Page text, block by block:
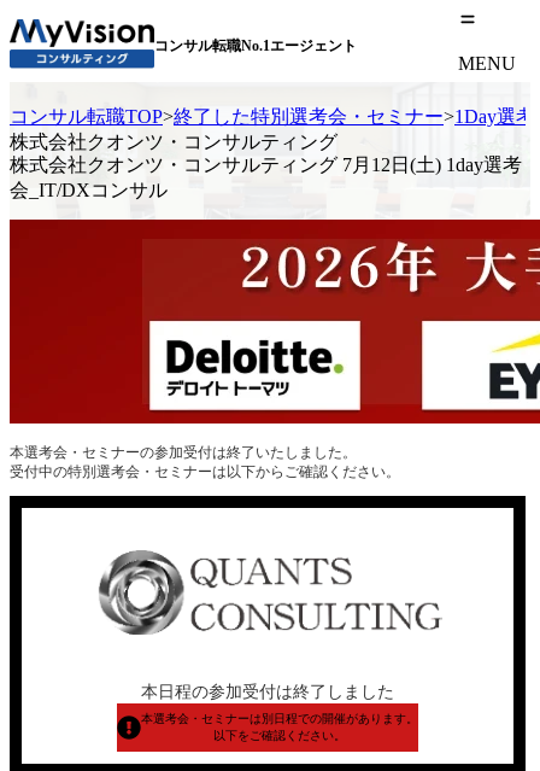
コンサル転職No.1エージェント
MENU
コンサル転職TOP>終了した特別選考会・セミナー>1Day選考
株式会社クオンツ・コンサルティング
株式会社クオンツ・コンサルティング 7月12日(土) 1day選考
会_IT/DXコンサル
本選考会・セミナーの参加受付は終了いたしました。
受付中の特別選考会・セミナーは以下からご確認ください。
本日程の参加受付は終了しました
本選考会・セミナーは別日程での開催があります。
以下をご確認ください。